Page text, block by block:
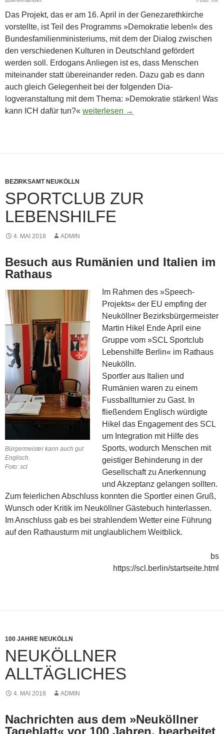
Das Projekt, das er am 16. April in der Genezarethkirche
vorstellte, ist Teil des Programms »Demokratie leben!« des
Bundesfamilienministeriums, mit dem der Dialog zwischen
den verschiedenen Kulturen in Deutschland gefördert
werden soll. Erdogans Anliegen ist es, dass Menschen
miteinander statt übereinander reden. Dazu gab es dann
auch gleich Gelegenheit bei der folgenden Dia­
logveranstaltung mit dem Thema: »Demokratie stärken! Was
kann ICH dafür tun?« Demokrat ist, wer andere Meinungen
weiterlesen →
BEZIRKSAMT NEUKÖLLN
SPORTCLUB ZUR
LEBENSHILFE
4. MAI 2018 ADMIN
Besuch aus Rumänien und Italien im
Rathaus
Bürgermeister kann auch gut
Englisch.
Foto: scl
Im Rahmen des »Speech-
Projekts« der EU empfing der
Neuköllner Bezirksbürgermeister
Martin Hikel Ende April eine
Gruppe vom »SCL Sportclub
Lebenshilfe Berlin« im Rathaus
Neukölln.
Sportler aus Italien und
Rumänien waren zu einem
Fussballturnier zu Gast. In
fließendem Englisch würdigte
Hikel das Engagement des SCL
um Integration mit Hilfe des
Sports, wodurch Menschen mit
geistiger Behinderung in der
Gesellschaft zu Anerkennung
und Akzeptanz gelangen sollten.
Zum feierlichen Abschluss konnten die Sportler einen Gruß,
Wunsch oder Kritik im Neuköllner Gästebuch hinterlassen.
Im Anschluss gab es bei strahlendem Wetter eine Führung
auf den Rathaus­turm mit unglaublichem Weitblick.
bs
https://scl.berlin/startseite.html
100 JAHRE NEUKÖLLN
NEUKÖLLNER
ALLTÄGLICHES
4. MAI 2018 ADMIN
Nachrichten aus dem »Neuköllner
Tageblatt« vor 100 Jahren, bearbeitet